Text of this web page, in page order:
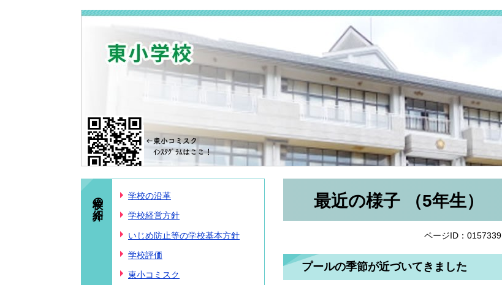
学校の紹介 学校の沿革
学校経営方針
いじめ防止等の学校基本方針
学校評価
東小コミスク
最近の様子 （5年生）
ページID：0157339
プールの季節が近づいてきました